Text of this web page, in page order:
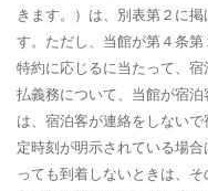
きます。）は、別表第２に
す。ただし、当館が第４条
特約に応じるに当たって、
払義務について、当館が宿
は、宿泊客が連絡をしない
定時刻が明示されている場
っても到着しないときは、